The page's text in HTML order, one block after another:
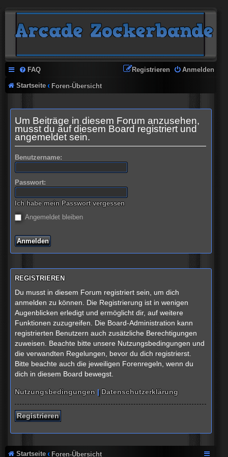
FAQ Anmelden
Registrieren
Startseite Foren-Übersicht
Um Beiträge in diesem Forum anzusehen,
musst du auf diesem Board registriert und
angemeldet sein.
Benutzername:
Passwort:
Ich habe mein Passwort vergessen
Angemeldet bleiben
REGISTRIEREN
Du musst in diesem Forum registriert sein, um dich
anmelden zu können. Die Registrierung ist in wenigen
Augenblicken erledigt und ermöglicht dir, auf weitere
Funktionen zuzugreifen. Die Board-Administration kann
registrierten Benutzern auch zusätzliche Berechtigungen
zuweisen. Beachte bitte unsere Nutzungsbedingungen und
die verwandten Regelungen, bevor du dich registrierst.
Bitte beachte auch die jeweiligen Forenregeln, wenn du
dich in diesem Board bewegst.
Nutzungsbedingungen |Datenschutzerklärung
Registrieren
Startseite Foren-Übersicht